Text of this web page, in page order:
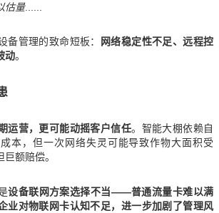
估量......
备管理的致命短板：
网络稳定性不足、远程控
动。
运营，更可能动摇客户信任。智能大棚依赖自
本，但一次网络失灵可能导致作物大面积受
额赔偿。
设备联网方案选择不当——普通流量卡难以满
业对物联网卡认知不足，进一步加剧了管理风